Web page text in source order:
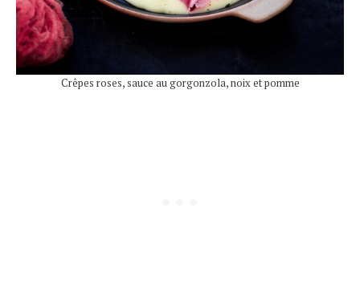
Crêpes roses, sauce au gorgonzola, noix et pomme